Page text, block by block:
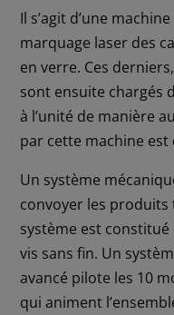
Il s’agit d’une
marquage laser des
en verre. Ces
sont ensuite chargés
à l’unité de manière
par cette machine
Un système
convoyer les produits
système est constitué
vis sans fin. Un
avancé pilote les 10
qui animent